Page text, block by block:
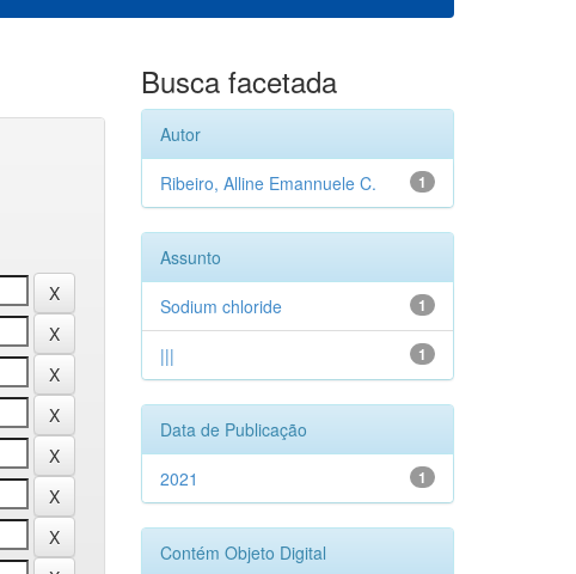
Busca facetada
Autor
1
Ribeiro, Alline Emannuele C.
Assunto
1
Sodium chloride
1
|||
Data de Publicação
1
2021
Contém Objeto Digital